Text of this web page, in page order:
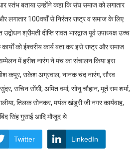
स्तंभ बताया उन्होंने कहा कि संघ समाज को लगातार
लगातार 100वर्षों से निरंतर राष्ट्र व समाज के लिए
श्रीमती दीप्ति रावत भारद्वाज पूर्व उपाध्यक्ष उच्च
को ईश्वरीय कार्य बता कर इसे राष्ट्र और समाज
सम्मेलन में हरीश नारंग ने मंच का संचालन किया इस
कपूर, राकेश अग्रवाल, नानक चंद नारंग, सौरव
सचिन सोंधी, अमित वर्मा, सोनू चौहान, मूर्त राम शर्मा,
तिलक सोनकर, मयंक खंडूरी जी नगर कार्यवाह,
सिंह गुसाई आदि मौजूद थे
Twitter LinkedIn